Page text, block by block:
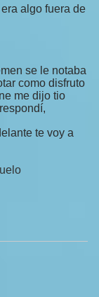
algo fuera de
se le notaba
como disfruto
me dijo tio
te voy a